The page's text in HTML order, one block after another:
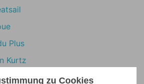
zu Cookies